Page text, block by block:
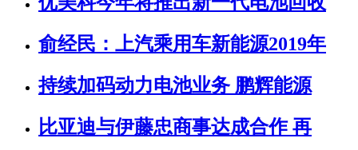
俞经民：上汽乘用车新能源2019年
持续加码动力电池业务 鹏辉能源
比亚迪与伊藤忠商事达成合作 再